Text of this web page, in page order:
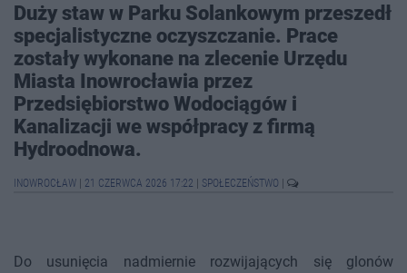
Duży staw w Parku Solankowym przeszedł
specjalistyczne oczyszczanie. Prace
zostały wykonane na zlecenie Urzędu
Miasta Inowrocławia przez
Przedsiębiorstwo Wodociągów i
Kanalizacji we współpracy z firmą
Hydroodnowa.
INOWROCŁAW 21 CZERWCA 2026 17:22 SPOŁECZEŃSTWO
Do usunięcia nadmiernie rozwijających się glonów